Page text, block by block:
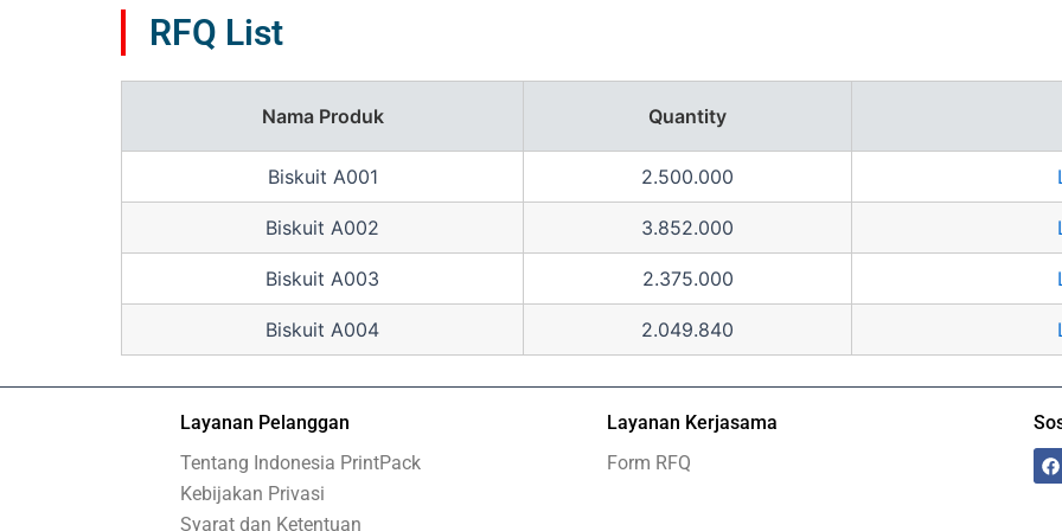
RFQ List
Nama Produk Quantity
Biskuit A001 2.500.000
Biskuit A002 3.852.000
Biskuit A003 2.375.000
Biskuit A004 2.049.840
Layanan Pelanggan
Tentang Indonesia PrintPack
Kebijakan Privasi
Syarat dan Ketentuan
Layanan Kerjasama
Form RFQ
F
a
c